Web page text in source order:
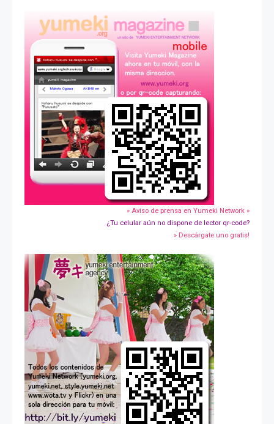
» Aviso de prensa en Yumeki Network »
¿Tu celular aún no dispone de lector qr-code?
» Descárgate uno gratis!